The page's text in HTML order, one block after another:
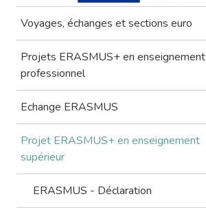
Voyages, échanges et sections euro
Projets ERASMUS+ en enseignement
professionnel
Echange ERASMUS
Projet ERASMUS+ en enseignement
supérieur
ERASMUS - Déclaration